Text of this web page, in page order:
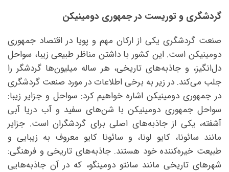
گردشگری و توریست در جمهوری دومینیکن
صنعت گردشگری یکی از ارکان مهم و پویا در اقتصاد جمهوری
دومینیکن است. این کشور با داشتن مناظر طبیعی زیبا، سواحل
دل‌انگیز، و جاذبه‌های تاریخی، هر ساله میلیون‌ها گردشگر را
جلب می‌کند. در زیر به برخی اطلاعات در مورد صنعت گردشگری
در جمهوری دومینیکن اشاره خواهیم کرد: سواحل و جزایر زیبا:
سواحل جمهوری دومینیکن با شن‌های سفید و آب دریا آبی
آشفته، یکی از جاذبه‌های اصلی برای گردشگران است. جزایر
مانند سائونا، کایو لونا، و سائونا کایو معروف به زیبایی و
طبیعت خیره‌کننده خود هستند. جاذبه‌های تاریخی و فرهنگی:
شهرهای تاریخی مانند سانتو دومینگو، که در آن جاذبه‌هایی